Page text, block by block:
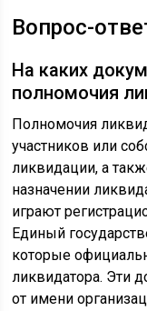
Вопрос-
На каких
полномочия
Полномочия
участников или
ликвидации, а
назначении
играют
Единый
которые
ликвидатора. Эти
от имени